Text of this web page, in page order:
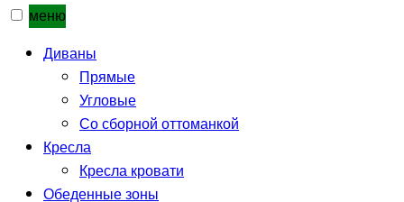
меню
Диваны
Прямые
Угловые
Со сборной оттоманкой
Кресла
Кресла кровати
Обеденные зоны